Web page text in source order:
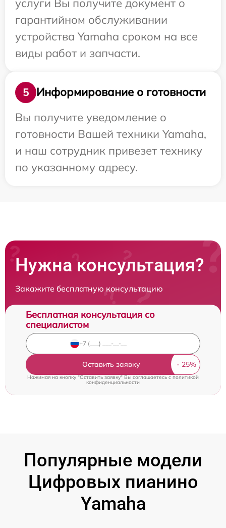
услуги Вы получите документ о
гарантийном обслуживании
устройства Yamaha сроком на все
виды работ и запчасти.
5
Информирование о готовности
Вы получите уведомление о
готовности Вашей техники Yamaha,
и наш сотрудник привезет технику
по указанному адресу.
Нужна консультация?
Закажите бесплатную консультацию
Бесплатная консультация со
специалистом
Оставить заявку
Нажимая на кнопку "Оставить заявку" Вы соглашаетесь cполитикой
конфиденциальности
Популярные модели
Цифровых пианино
Yamaha